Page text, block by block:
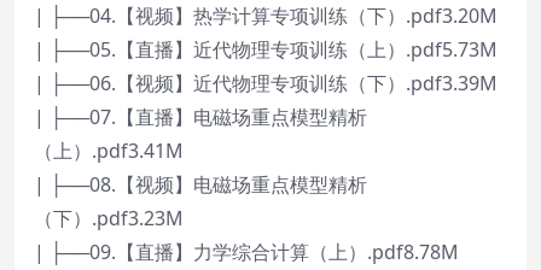
| ├──04.【视频】热学计算专项训练（下）.pdf3.20M
| ├──05.【直播】近代物理专项训练（上）.pdf5.73M
| ├──06.【视频】近代物理专项训练（下）.pdf3.39M
| ├──07.【直播】电磁场重点模型精析
（上）.pdf3.41M
| ├──08.【视频】电磁场重点模型精析
（下）.pdf3.23M
| ├──09.【直播】力学综合计算（上）.pdf8.78M